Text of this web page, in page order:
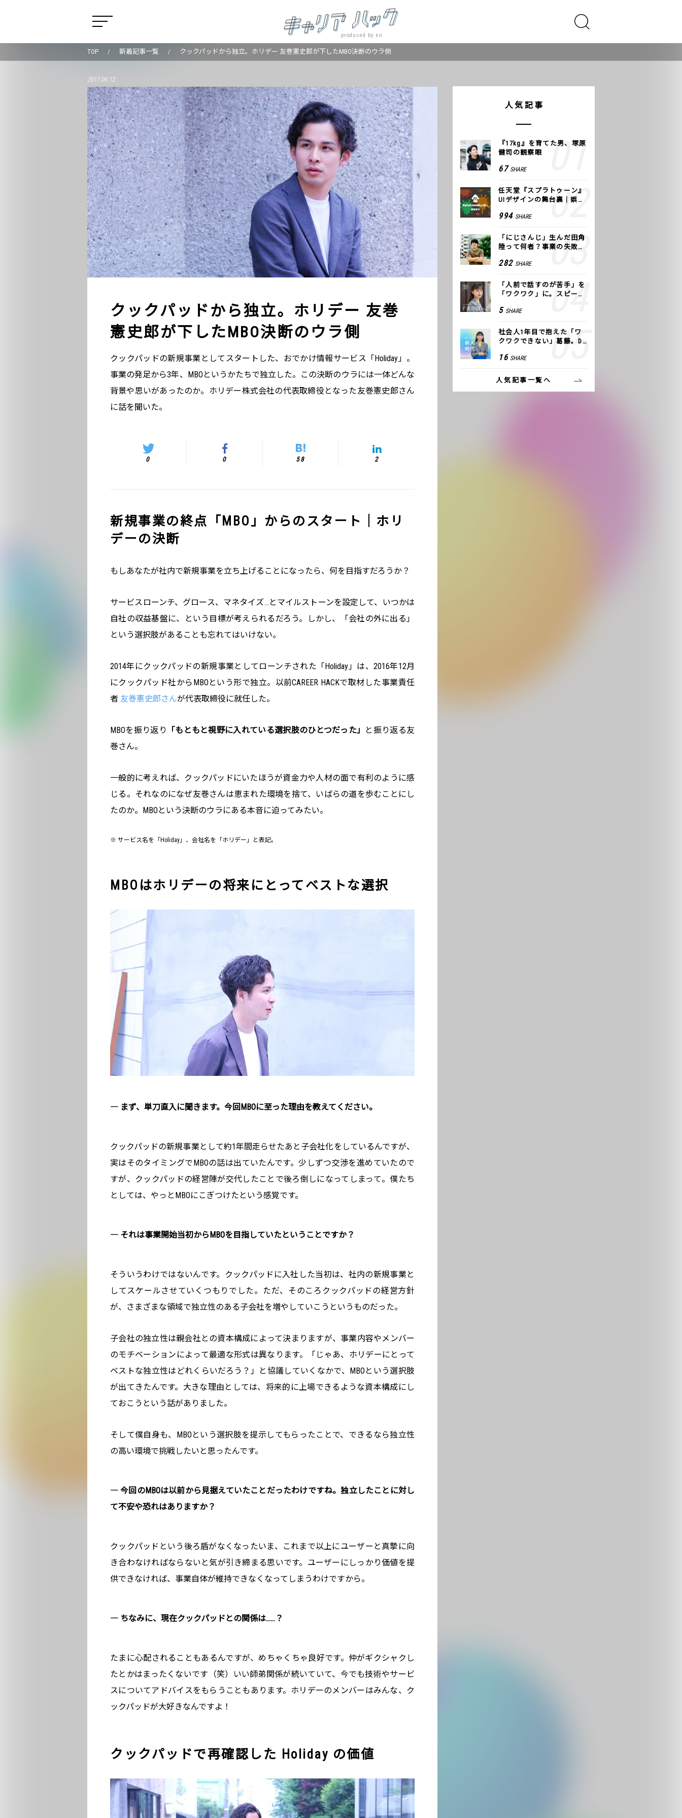
produced by en
TOP 新着記事一覧 クックパッドから独立。ホリデー 友巻憲史郎が下したMBO決断のウラ側
2017.06.12
クックパッドから独立。ホリデー 友巻
憲史郎が下したMBO決断のウラ側
クックパッドの新規事業としてスタートした、おでかけ情報サービス「Holiday」。
事業の発足から3年、MBOというかたちで独立した。この決断のウラには一体どんな
背景や思いがあったのか。ホリデー株式会社の代表取締役となった友巻憲史郎さん
に話を聞いた。
0 0 58 2
新規事業の終点「MBO」からのスタート｜ホリ
デーの決断
もしあなたが社内で新規事業を立ち上げることになったら、何を目指すだろうか？
サービスローンチ、グロース、マネタイズ…とマイルストーンを設定して、いつかは
自社の収益基盤に、という目標が考えられるだろう。しかし、「会社の外に出る」
という選択肢があることも忘れてはいけない。
2014年にクックパッドの新規事業としてローンチされた「Holiday」は、2016年12月
にクックパッド社からMBOという形で独立。以前CAREER HACKで取材した事業責任
者 友巻憲史郎さんが代表取締役に就任した。
MBOを振り返り 「もともと視野に入れている選択肢のひとつだった」
と振り返る友
巻さん。
一般的に考えれば、クックパッドにいたほうが資金力や人材の面で有利のように感
じる。それなのになぜ友巻さんは恵まれた環境を捨て、いばらの道を歩むことにし
たのか。MBOという決断のウラにある本音に迫ってみたい。
※ サービス名を「Holiday」、会社名を「ホリデー」と表記。
MBOはホリデーの将来にとってベストな選択
― まず、単刀直入に聞きます。今回MBOに至った理由を教えてください。
クックパッドの新規事業として約1年間走らせたあと子会社化をしているんですが、
実はそのタイミングでMBOの話は出ていたんです。少しずつ交渉を進めていたので
すが、クックパッドの経営陣が交代したことで後ろ倒しになってしまって。僕たち
としては、やっとMBOにこぎつけたという感覚です。
― それは事業開始当初からMBOを目指していたということですか？
そういうわけではないんです。クックパッドに入社した当初は、社内の新規事業と
してスケールさせていくつもりでした。ただ、そのころクックパッドの経営方針
が、さまざまな領域で独立性のある子会社を増やしていこうというものだった。
子会社の独立性は親会社との資本構成によって決まりますが、事業内容やメンバー
のモチベーションによって最適な形式は異なります。「じゃあ、ホリデーにとって
ベストな独立性はどれくらいだろう？」と協議していくなかで、MBOという選択肢
が出てきたんです。大きな理由としては、将来的に上場できるような資本構成にし
ておこうという話がありました。
そして僕自身も、MBOという選択肢を提示してもらったことで、できるなら独立性
の高い環境で挑戦したいと思ったんです。
― 今回のMBOは以前から見据えていたことだったわけですね。独立したことに対し
て不安や恐れはありますか？
クックパッドという後ろ盾がなくなったいま、これまで以上にユーザーと真摯に向
き合わなければならないと気が引き締まる思いです。ユーザーにしっかり価値を提
供できなければ、事業自体が維持できなくなってしまうわけですから。
― ちなみに、現在クックパッドとの関係は……？
たまに心配されることもあるんですが、めちゃくちゃ良好です。仲がギクシャクし
たとかはまったくないです（笑）いい師弟関係が続いていて、今でも技術やサービ
スについてアドバイスをもらうこともあります。ホリデーのメンバーはみんな、ク
ックパッドが大好きなんですよ！
クックパッドで再確認した Holiday の価値
人気記事
『17kg』を育てた男、塚原
健司の観察眼
67 SHARE
任天堂『スプラトゥーン』
UIデザインの舞台裏｜娯楽
994 SHARE
「にじさんじ」生んだ田角
陸って何者？事業の失敗
COLOR
282 SHARE
「人前で話すのが苦手」を
「ワクワク」に。スピーチ
方トレーニング」に込めた
5 SHARE
社会人1年目で抱えた「ワ
クワクできない」葛藤。De
つけた、私の生きる道
16 SHARE
人気記事一覧へ